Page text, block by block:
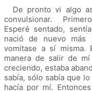
De pronto vi algo
convulsionar.
Esperé sentado,
nació de nuevo
vomitase a sí misma.
manera de salir de
creciendo, estaba
sabía, sólo sabía que
hacía por mí.